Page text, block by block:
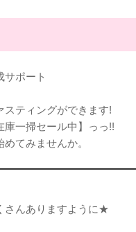
ポート
スティングができます!
庫一掃セール中】っっ!!
てみませんか。
さんありますように★